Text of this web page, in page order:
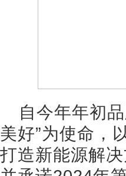
自今年年初
美好”为使命，
打造新能源解